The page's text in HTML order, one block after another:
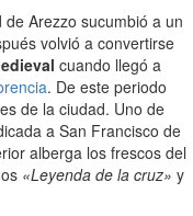
Arezzo sucumbió a un
volvió a convertirse
cuando llegó a
. De este periodo
de la ciudad. Uno de
a San Francisco de
alberga los frescos del
«Leyenda de la cruz» y